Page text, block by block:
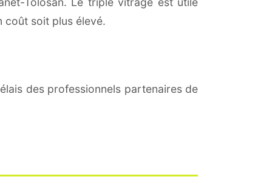
coût soit plus élevé.
des professionnels partenaires de